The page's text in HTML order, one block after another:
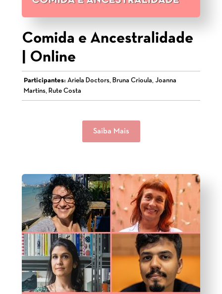
Comida e Ancestralidade
| Online
Participantes: Ariela Doctors, Bruna Crioula, Joanna
Martins, Rute Costa
Saiba Mais